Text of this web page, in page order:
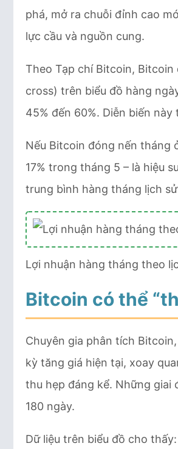
phá, mở ra chuỗi đỉnh cao
lực cầu và nguồn cung.
Theo Tạp chí Bitcoin, Bitcoin
cross) trên biểu đồ hàng
45% đến 60%. Diễn biến
Nếu Bitcoin đóng nến tháng
17% trong tháng 5 – là hiệu
trung bình hàng tháng lịch
Lợi nhuận hàng tháng theo
Bitcoin có thể
Chuyên gia phân tích
kỳ tăng giá hiện tại, xoay
thu hẹp đáng kể. Những giai
180 ngày.
Dữ liệu trên biểu đồ cho